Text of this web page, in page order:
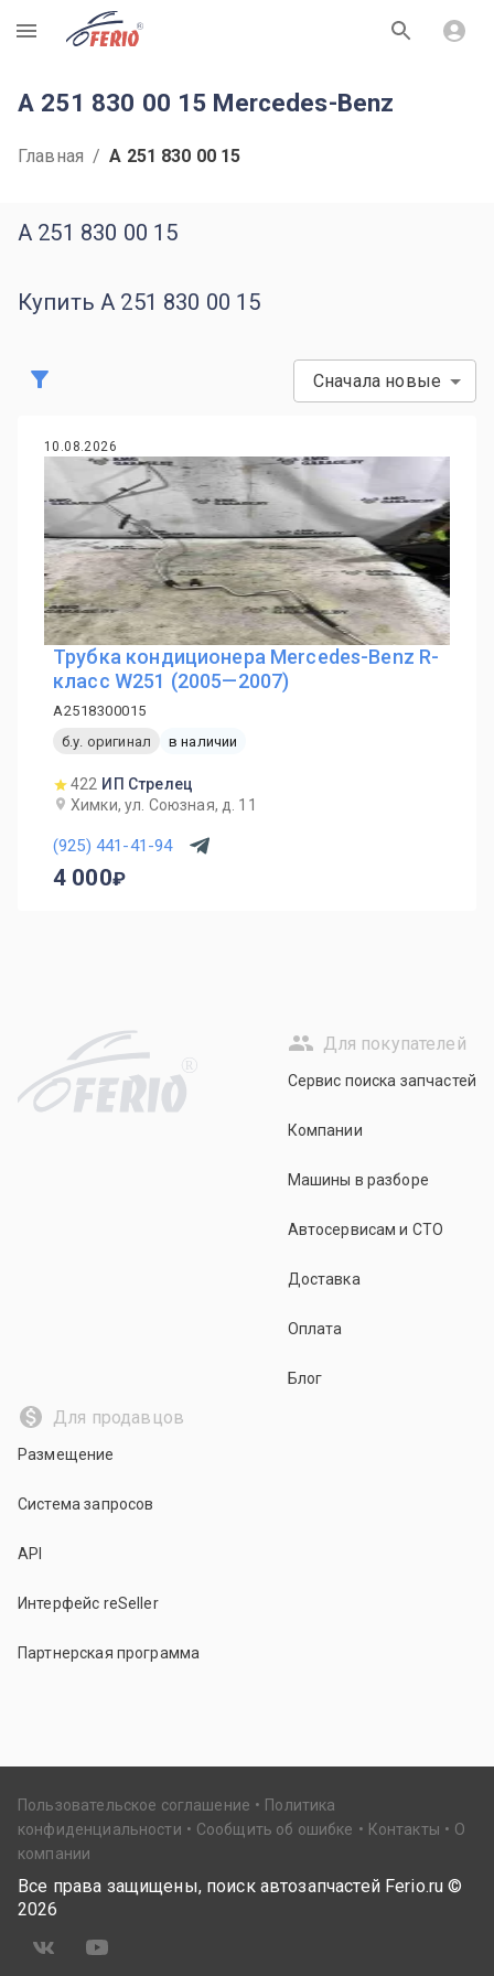
R
A 251 830 00 15 Mercedes-Benz
Главная / A 251 830 00 15
A 251 830 00 15
Купить A 251 830 00 15
Сначала новые
10.08.2026
Трубка кондиционера Mercedes-Benz R-
класс W251 (2005—2007)
A2518300015
б.у. оригинал
в наличии
422 ИП Стрелец
Химки, ул. Союзная, д. 11
(925) 441-41-94
4 000
R
Для покупателей
Сервис поиска запчастей
Компании
Машины в разборе
Автосервисам и СТО
Доставка
Оплата
Блог
Для продавцов
Размещение
Система запросов
API
Интерфейс reSeller
Партнерская программа
Пользовательское соглашение
Политика
конфиденциальности
Сообщить об ошибке Контакты
О
компании
Все права защищены, поиск автозапчастей Ferio.ru ©
2026